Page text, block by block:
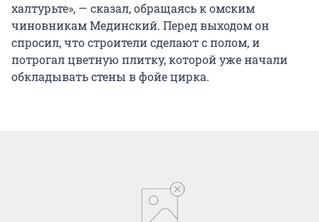
халтурьте», — сказал, обращаясь к омским
чиновникам Мединский. Перед выходом он
спросил, что строители сделают с полом, и
потрогал цветную плитку, которой уже начали
обкладывать стены в фойе цирка.